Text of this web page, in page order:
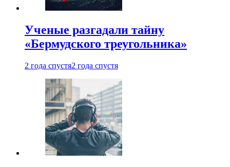
Ученые разгадали тайну
«Бермудского треугольника»
2 года спустя2 года спустя